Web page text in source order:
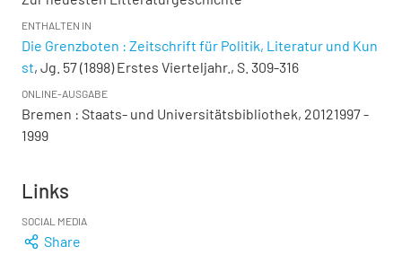
ENTHALTEN IN
Die Grenzboten : Zeitschrift für Politik, Literatur und Kun
st, Jg. 57 (1898) Erstes Vierteljahr., S. 309-316
ONLINE-AUSGABE
Bremen : Staats- und Universitätsbibliothek, 20121997 -
1999
Links
SOCIAL MEDIA
Share